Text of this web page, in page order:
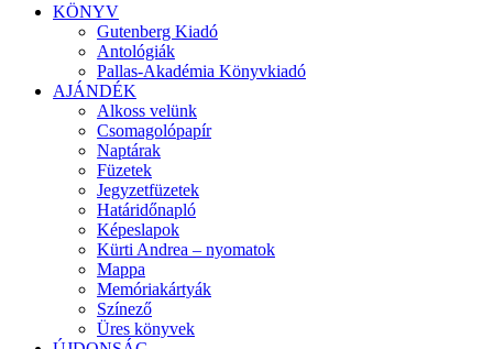
KÖNYV
Gutenberg Kiadó
Antológiák
Pallas-Akadémia Könyvkiadó
AJÁNDÉK
Alkoss velünk
Csomagolópapír
Naptárak
Füzetek
Jegyzetfüzetek
Határidőnapló
Képeslapok
Kürti Andrea – nyomatok
Mappa
Memóriakártyák
Színező
Üres könyvek